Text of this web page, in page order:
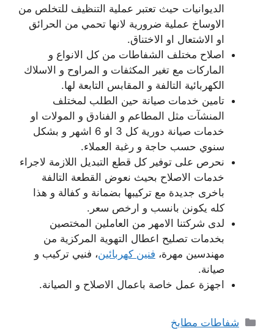
الديوانيات حيث تعتبر عملية التنظيف للتخلص من
الاوساخ عملية ضرورية لانها تحمي من الحرائق
او الاشتعال او الاختناق.
اصلاح مختلف الشفاطات من كل الانواع و
الماركات مع تغير المكثفات و المراوح و الاسلاك
الكهربائية التالفة و المقابس التابعة لها.
تامين خدمات صيانة حين الطلب لمختلف
المنشآت مثل المطاعم و الفنادق و المولات او
خدمات صيانة دورية كل 3 او 6 اشهر و بشكل
سنوي حسب حاجة و رغبة العملاء.
نحرص على توفير كل قطع التبديل اللازمة لاجراء
خدمات الاصلاح بحيث نعوض القطعة التالفة
باخرى جديدة مع تركيبها بضمانة و كفالة و هذا
كله يكونن بانسب و ارخص سعر.
لدى شركتنا الامهر من العاملين المختصين
بخدمات تصليح اعطال التهوية المركزية من
مهندسين مهرة، فنين كهربائين، فنيي تركيب و
صيانة.
اجهزة عمل خاصة باعمال الاصلاح و الصيانة.
التصنيفات
شفاطات مطابخ